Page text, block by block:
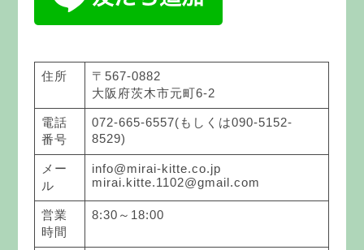
住所
〒567-0882
大阪府茨木市元町6-2
電話
番号
072-665-6557(もしくは090-5152-
8529)
メー
ル
info@mirai-kitte.co.jp
mirai.kitte.1102@gmail.com
営業
時間
8:30～18:00